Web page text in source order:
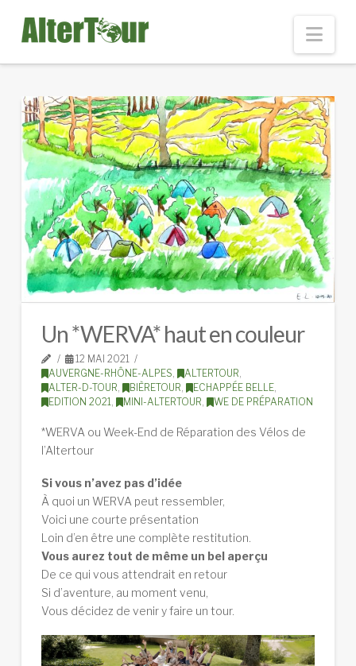
Un *WERVA* haut en couleur
12 MAI 2021
AUVERGNE-RHÔNE-ALPES
ALTERTOUR
ALTER-D-TOUR
BIÈRETOUR ECHAPPÉE BELLE,
EDITION 2021
MINI-ALTERTOUR WE DE PRÉPARATION
*WERVA ou Week-End de Réparation des Vélos de
l’Altertour
Si vous n’avez pas d’idée
À quoi un WERVA peut ressembler,
Voici une courte présentation
Loin d’en être une complète restitution.
Vous aurez tout de même un bel aperçu
De ce qui vous attendrait en retour
Si d’aventure, au moment venu,
Vous décidez de venir y faire un tour.